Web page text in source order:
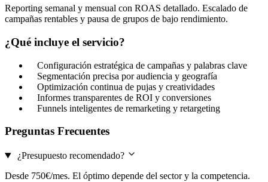
Reporting semanal y mensual con ROAS detallado. Escalado de
campañas rentables y pausa de grupos de bajo rendimiento.
¿Qué incluye el servicio?
Configuración estratégica de campañas y palabras clave
Segmentación precisa por audiencia y geografía
Optimización continua de pujas y creatividades
Informes transparentes de ROI y conversiones
Funnels inteligentes de remarketing y retargeting
Preguntas Frecuentes
¿Presupuesto recomendado?
Desde 750€/mes. El óptimo depende del sector y la competencia.